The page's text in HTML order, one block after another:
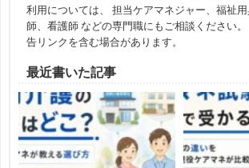
利用については、 担当ケアマネジャー、福祉
師、看護師 などの専門職にもご相談ください
告リンクを含む場合があります。
最近書いた記事